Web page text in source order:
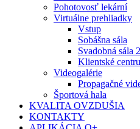
Pohotovosť lekární
Virtuálne prehliadky
Vstup
Sobášna sála
Svadobná sála
Klientské
Videogalérie
Propagačné
Športová hala
KVALITA OVZDUŠIA
KONTAKTY